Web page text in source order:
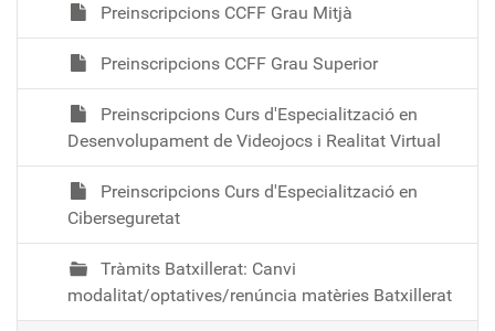
Preinscripcions CCFF Grau Mitjà
Preinscripcions CCFF Grau Superior
Preinscripcions Curs d'Especialització en
Desenvolupament de Videojocs i Realitat Virtual
Preinscripcions Curs d'Especialització en
Ciberseguretat
Tràmits Batxillerat: Canvi
modalitat/optatives/renúncia matèries Batxillerat